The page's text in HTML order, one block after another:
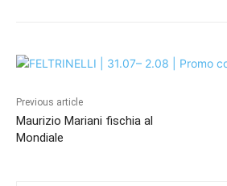
Previous article
Maurizio Mariani fischia al
Mondiale